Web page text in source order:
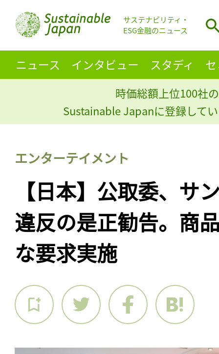
サステナビリティ・
ESG金融のニュース
ニュース インタビュー スタディ
時価総額上位100社
Sustainable Japanに登録して
エンターテイメント
【日本】公取委、サ
違反の是正勧告。商
な要求実施